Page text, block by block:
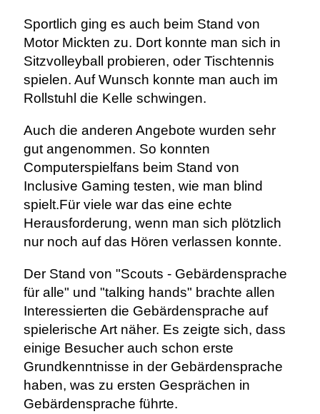
Sportlich ging es auch beim Stand von
Motor Mickten zu. Dort konnte man sich in
Sitzvolleyball probieren, oder Tischtennis
spielen. Auf Wunsch konnte man auch im
Rollstuhl die Kelle schwingen.
Auch die anderen Angebote wurden sehr
gut angenommen. So konnten
Computerspielfans beim Stand von
Inclusive Gaming testen, wie man blind
spielt.Für viele war das eine echte
Herausforderung, wenn man sich plötzlich
nur noch auf das Hören verlassen konnte.
Der Stand von "Scouts - Gebärdensprache
für alle" und "talking hands" brachte allen
Interessierten die Gebärdensprache auf
spielerische Art näher. Es zeigte sich, dass
einige Besucher auch schon erste
Grundkenntnisse in der Gebärdensprache
haben, was zu ersten Gesprächen in
Gebärdensprache führte.